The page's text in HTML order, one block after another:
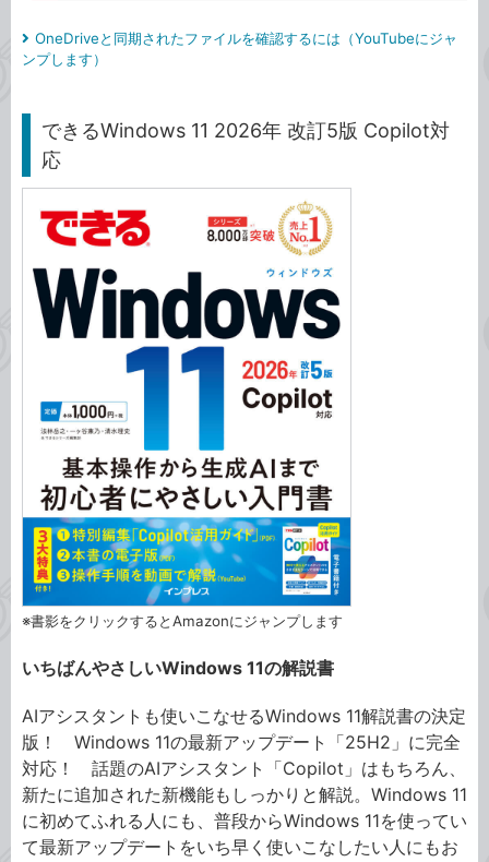
OneDriveと同期されたファイルを確認するには（YouTubeにジャ
ンプします）
できるWindows 11 2026年 改訂5版 Copilot対
応
※書影をクリックするとAmazonにジャンプします
いちばんやさしいWindows 11の解説書
AIアシスタントも使いこなせるWindows 11解説書の決定
版！ Windows 11の最新アップデート「25H2」に完全
対応！ 話題のAIアシスタント「Copilot」はもちろん、
新たに追加された新機能もしっかりと解説。Windows 11
に初めてふれる人にも、普段からWindows 11を使ってい
て最新アップデートをいち早く使いこなしたい人にもお